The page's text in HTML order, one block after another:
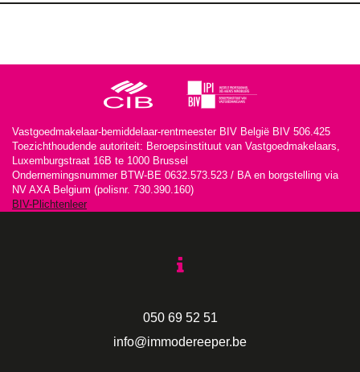
Vastgoedmakelaar-bemiddelaar-rentmeester BIV België BIV 506.425
Toezichthoudende autoriteit: Beroepsinstituut van Vastgoedmakelaars,
Luxemburgstraat 16B te 1000 Brussel
Ondernemingsnummer BTW-BE 0632.573.523 / BA en borgstelling via
NV AXA Belgium (polisnr. 730.390.160)
BIV-Plichtenleer
050 69 52 51
info@immodereeper.be